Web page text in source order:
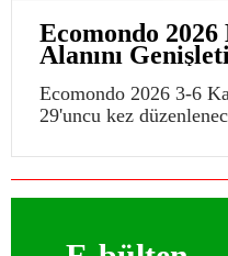
Ecomondo
Alanını
Ecomondo 2026 3-6
29'uncu kez